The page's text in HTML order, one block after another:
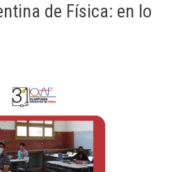
de Física: en lo